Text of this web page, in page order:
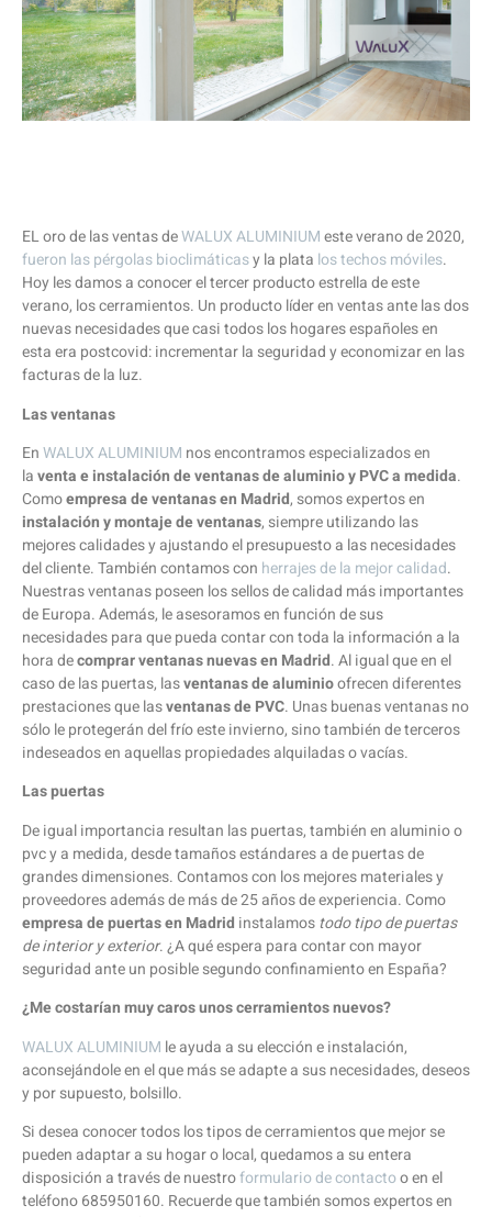
EL oro de las ventas deWALUX ALUMINIUMeste verano de 2020,
fueron las pérgolas bioclimáticasy la plata los techos móviles.
Hoy les damos a conocer el tercer producto estrella de este
verano, los cerramientos. Un producto líder en ventas ante las dos
nuevas necesidades que casi todos los hogares españoles en
esta era postcovid: incrementar la seguridad y economizar en las
facturas de la luz.
Las ventanas
EnWALUX ALUMINIUM nos encontramos especializados en
laventa e instalación de ventanas de aluminio y PVC a medida.
Comoempresa de ventanas en Madrid, somos expertos en
instalación y montaje de ventanas, siempre utilizando las
mejores calidades y ajustando el presupuesto a las necesidades
del cliente. También contamos con herrajes de la mejor calidad.
Nuestras ventanas poseen los sellos de calidad más importantes
de Europa. Además, le asesoramos en función de sus
necesidades para que pueda contar con toda la información a la
hora decomprar ventanas nuevas en Madrid. Al igual que en el
caso de las puertas, lasventanas de aluminioofrecen diferentes
prestaciones que lasventanas de PVC. Unas buenas ventanas no
sólo le protegerán del frío este invierno, sino también de terceros
indeseados en aquellas propiedades alquiladas o vacías.
Las puertas
De igual importancia resultan las puertas, también en aluminio o
pvc y a medida, desde tamaños estándares a de puertas de
grandes dimensiones. Contamos con los mejores materiales y
proveedores además de más de 25 años de experiencia. Como
empresa de puertas en Madrid instalamostodo tipo de puertas
de interior y exterior. ¿A qué espera para contar con mayor
seguridad ante un posible segundo confinamiento en España?
¿Me costarían muy caros unos cerramientos nuevos?
WALUX ALUMINIUM le ayuda a su elección e instalación,
aconsejándole en el que más se adapte a sus necesidades, deseos
y por supuesto, bolsillo.
Si desea conocer todos los tipos de cerramientos que mejor se
pueden adaptar a su hogar o local, quedamos a su entera
disposición a través de nuestroformulario de contactoo en el
teléfono 685950160. Recuerde que también somos expertos en